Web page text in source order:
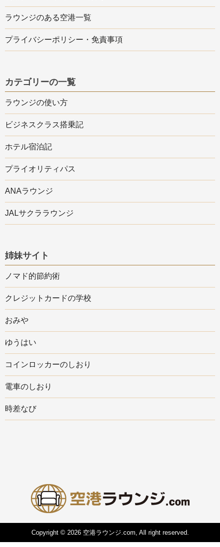
ラウンジのある空港一覧
プライバシーポリシー・免責事項
カテゴリーの一覧
ラウンジの使い方
ビジネスクラス搭乗記
ホテル宿泊記
プライオリティパス
ANAラウンジ
JALサクララウンジ
姉妹サイト
ノマド的節約術
クレジットカードの学校
おみや
ゆうはい
コインロッカーのしおり
電車のしおり
時差なび
Copyright © 2026 空港ラウンジ.com, All right reserved.